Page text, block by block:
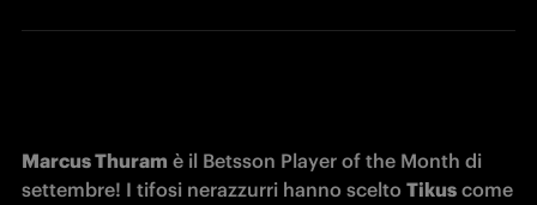
Marcus Thuram è il Betsson Player of the Month di
settembre! I tifosi nerazzurri hanno scelto Tikus come